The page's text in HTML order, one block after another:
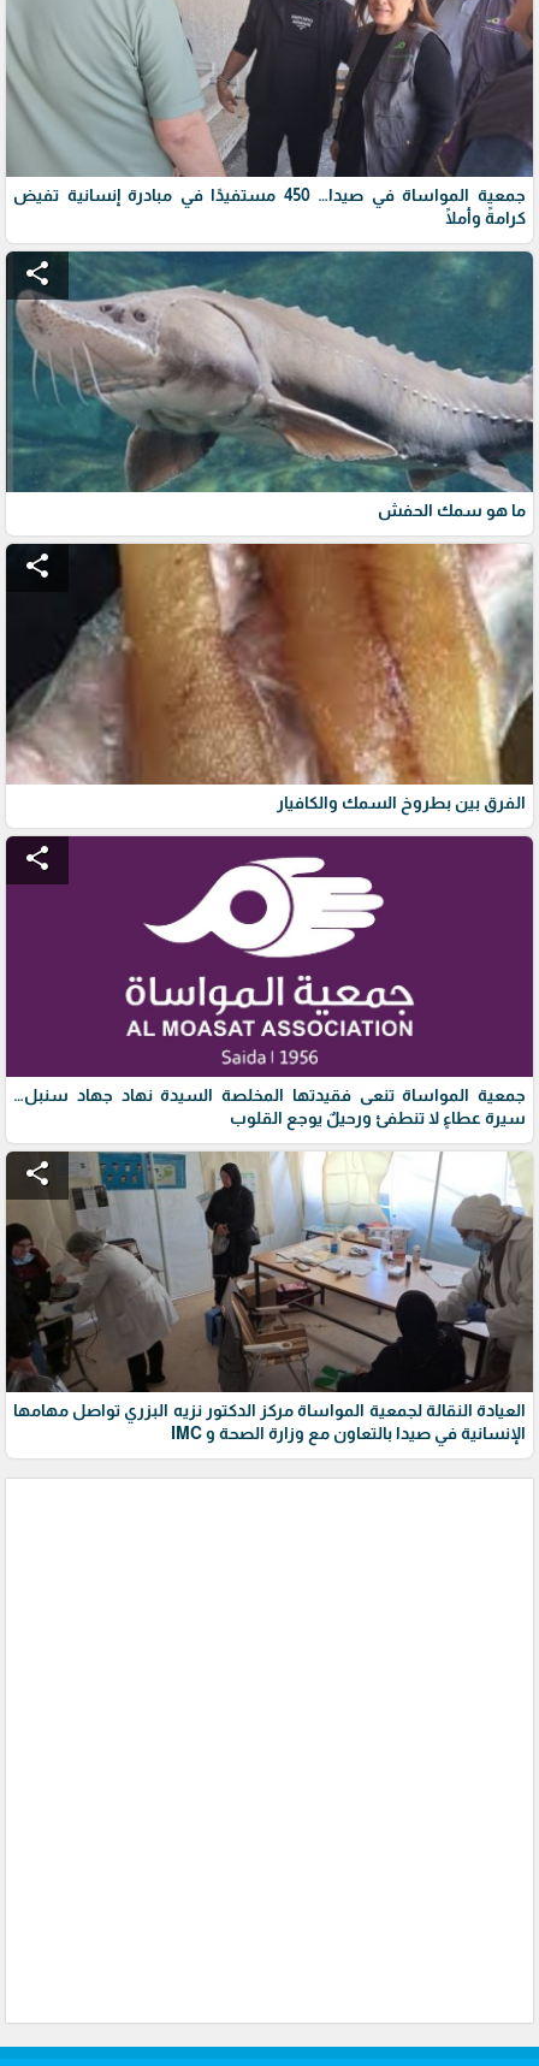
جمعية المواساة في صيدا… 450 مستفيدًا في مبادرة إنسانية تفيض
كرامةً وأملًا
share
ما هو سمك الحفش
share
الفرق بين بطروخ السمك والكافيار
share
جمعية المواساة تنعى فقيدتها المخلصة السيدة نهاد جهاد سنبل…
سيرة عطاءٍ لا تنطفئ ورحيلٌ يوجع القلوب
share
العيادة النقالة لجمعية المواساة مركز الدكتور نزيه البزري تواصل مهامها
الإنسانية في صيدا بالتعاون مع وزارة الصحة و IMC